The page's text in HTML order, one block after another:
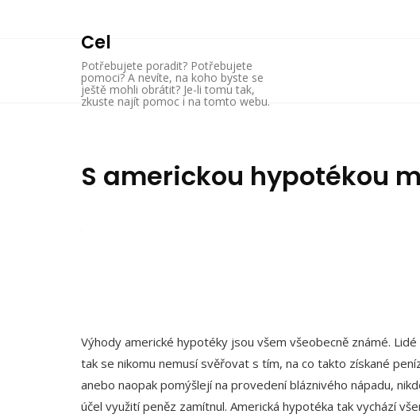
Cel
Potřebujete poradit? Potřebujete
pomoci? A nevíte, na koho byste se
ještě mohli obrátit? Je-li tomu tak,
zkuste najít pomoc i na tomto webu.
S americkou hypotékou
Výhody americké hypotéky jsou všem všeobecně známé.
tak se nikomu nemusí svěřovat s tím, na co takto získané
anebo naopak pomýšlejí na provedení bláznivého nápadu,
účel využití peněz zamítnul. Americká hypotéka tak vychází